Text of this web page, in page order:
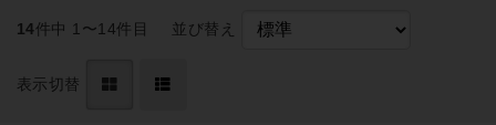
14件中 1〜14件目 並び替え
表示切替